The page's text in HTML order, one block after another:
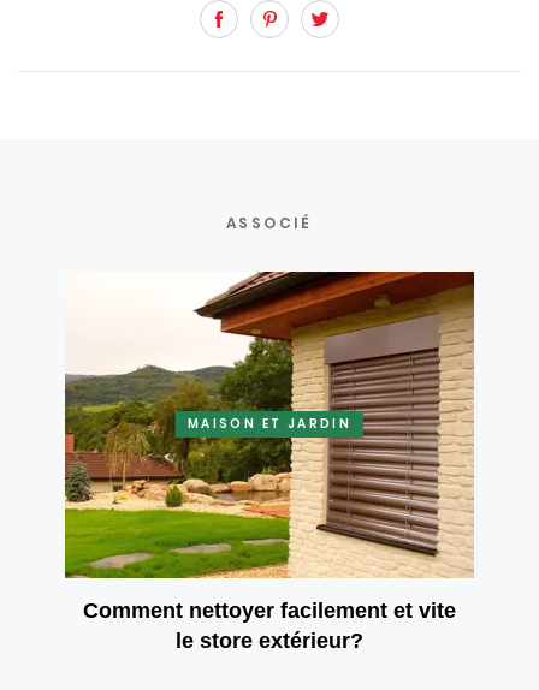
FacebookPinterest
ASSOCIÉ
MAISON ET JARDIN
Comment nettoyer facilement et vite
le store extérieur?